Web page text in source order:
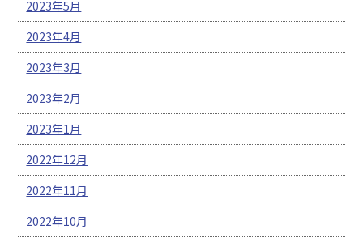
2023年5月
2023年4月
2023年3月
2023年2月
2023年1月
2022年12月
2022年11月
2022年10月